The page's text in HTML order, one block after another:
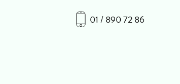
01 / 890 72 86